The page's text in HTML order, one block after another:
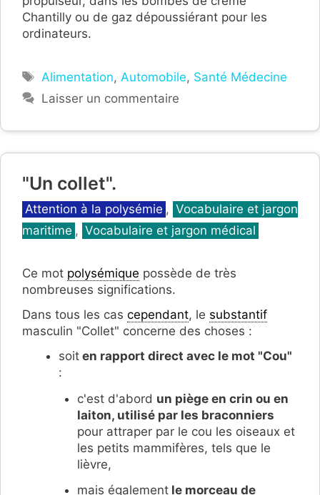
Chantilly ou de gaz dépoussiérant pour les
ordinateurs.
Étiquettes
Alimentation, Automobile, Santé Médecine
Laisser un commentaire
"Un collet".
Catégories
Attention à la polysémie , Vocabulaire et jargon
maritime , Vocabulaire et jargon médical
Ce mot polysémique possède de très
nombreuses significations.
Dans tous les cas cependant, le substantif
masculin "Collet" concerne des choses :
soit en rapport direct avec le mot "Cou"
:
c'est d'abord un piège en crin ou en
laiton, utilisé par les braconniers
pour attraper par le cou les oiseaux et
les petits mammifères, tels que le
lièvre,
mais égalementle morceau de